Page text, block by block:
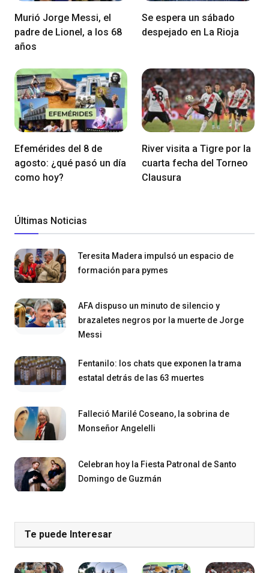
Murió Jorge Messi, el
padre de Lionel, a los 68
años
Se espera un sábado
despejado en La Rioja
Efemérides del 8 de
agosto: ¿qué pasó un día
como hoy?
River visita a Tigre por la
cuarta fecha del Torneo
Clausura
Últimas Noticias
Teresita Madera impulsó un espacio de
formación para pymes
AFA dispuso un minuto de silencio y
brazaletes negros por la muerte de Jorge
Messi
Fentanilo: los chats que exponen la trama
estatal detrás de las 63 muertes
Falleció Marilé Coseano, la sobrina de
Monseñor Angelelli
Celebran hoy la Fiesta Patronal de Santo
Domingo de Guzmán
Te puede Interesar